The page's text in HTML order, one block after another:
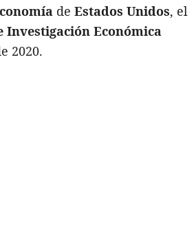
de Estados Unidos, el
Investigación Económica
2020.